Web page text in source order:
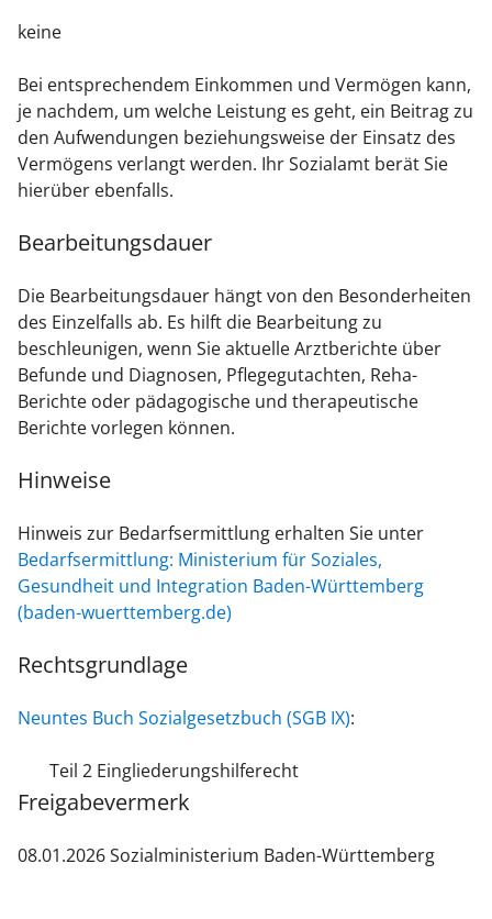
keine
Bei entsprechendem Einkommen und Vermögen kann,
je nachdem, um welche Leistung es geht, ein Beitrag zu
den Aufwendungen beziehungsweise der Einsatz des
Vermögens verlangt werden. Ihr Sozialamt berät Sie
hierüber ebenfalls.
Bearbeitungsdauer
Die Bearbeitungsdauer hängt von den Besonderheiten
des Einzelfalls ab. Es hilft die Bearbeitung zu
beschleunigen, wenn Sie aktuelle Arztberichte über
Befunde und Diagnosen, Pflegegutachten, Reha-
Berichte oder pädagogische und therapeutische
Berichte vorlegen können.
Hinweise
Hinweis zur Bedarfsermittlung erhalten Sie unter
Bedarfsermittlung: Ministerium für Soziales,
Gesundheit und Integration Baden-Württemberg
(baden-wuerttemberg.de)
Rechtsgrundlage
Neuntes Buch Sozialgesetzbuch (SGB IX):
Teil 2 Eingliederungshilferecht
Freigabevermerk
08.01.2026 Sozialministerium Baden-Württemberg